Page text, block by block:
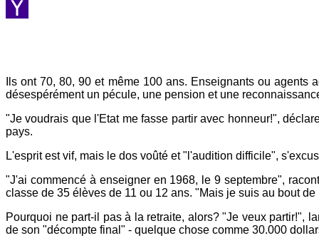
Viber
Ils ont 70, 80, 90 et même 100 ans. Enseignants ou
désespérément un pécule, une pension et une
"Je voudrais que l'Etat me fasse partir avec honneur!",
pays.
L'esprit est vif, mais le dos voûté et "l'audition difficile",
"J'ai commencé à enseigner en 1968, le 9 septembre",
classe de 35 élèves de 11 ou 12 ans. "Mais je suis au bout de
Pourquoi ne part-il pas à la retraite, alors? "Je veux partir!",
de son "décompte final" - quelque chose comme 30.000